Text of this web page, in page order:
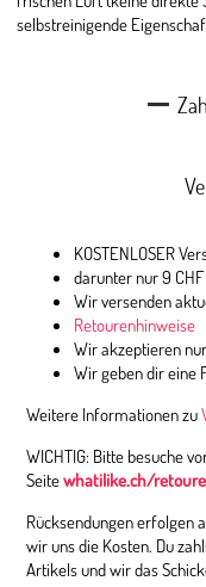
selbstreinigende
KOSTENLOSER
darunter nur 9
Wir versenden
Retourenhinweise
Wir akzeptieren
Wir geben dir eine
Weitere Informationen zu
WICHTIG: Bitte besuche
Seitewhatilike.ch/
Rücksendungen erfolgen
wir uns die Kosten. Du
Artikels und wir das